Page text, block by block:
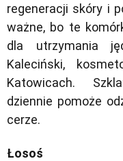
regeneracji skóry i
ważne, bo te
dla utrzymania
Kaleciński,
Katowicach.
dziennie pomoże
cerze.
Łosoś